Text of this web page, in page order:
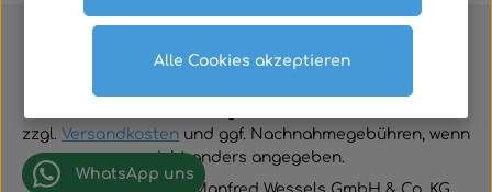
zzgl. Versandkosten und ggf. Nachnahmegebühren, wenn
nicht anders angegeben.
WhatsApp uns
Alle Cookies akzeptieren